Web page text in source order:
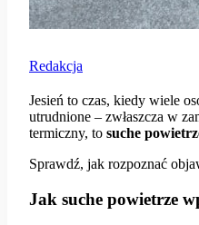
Redakcja
Jesień to czas, kiedy wiele
utrudnione – zwłaszcza w
termiczny, to suche
Sprawdź, jak rozpoznać
Jak suche powietrze